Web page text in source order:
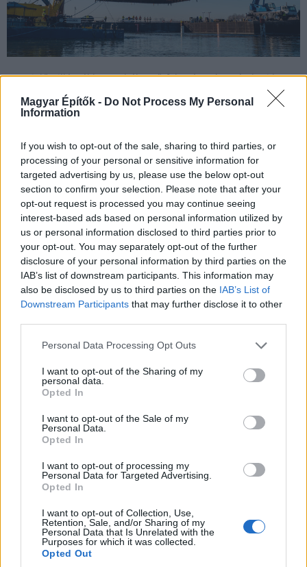
Magyar Építők - Do Not Process My Personal
Information
If you wish to opt-out of the sale, sharing to third parties, or
processing of your personal or sensitive information for
targeted advertising by us, please use the below opt-out
section to confirm your selection. Please note that after your
opt-out request is processed you may continue seeing
interest-based ads based on personal information utilized by
us or personal information disclosed to third parties prior to
your opt-out. You may separately opt-out of the further
disclosure of your personal information by third parties on the
IAB’s list of downstream participants. This information may
also be disclosed by us to third parties on the IAB’s List of
Downstream Participants that may further disclose it to other
Please note that this website/app uses one or more Google
not limited to your visit or usage behaviour. You may click to
grant or deny consent to Google and its third-party tags to
use your data for below specified purposes in below Google
consent section.
Personal Data Processing Opt Outs
I want to opt-out of the Sharing of my
personal data.
Opted In
I want to opt-out of the Sale of my
Personal Data.
Opted In
I want to opt-out of processing my
Personal Data for Targeted Advertising.
Opted In
I want to opt-out of Collection, Use,
Retention, Sale, and/or Sharing of my
Personal Data that Is Unrelated with the
Purposes for which it was collected.
Opted Out
Az 5. jelű pillérnél beemelték az őrfalat, és már a vízalatti beton
bedolgozása zajlik a Duna Aszfalt fővállalkozásában épülő
Kalocsa-Paks Duna-hídnál. Ugyanakkor a bal ártéri hídszerkezet
már a tolási fázisoknál tart.
Kulcslépés a Paksnál épülő Duna-hídnál: bekerült a
mederbe az első kéregelem
2021.10.07
A Duna Aszfalt által kivitelezett projektben elsőként az ötödik
pillérhez érkezett meg a kéregelem, amely a munkatér
vízmentes lehatárolásához szükséges.
Alagútban vezethetik a Galvani híd forgalmát (videó)
2021.01.19